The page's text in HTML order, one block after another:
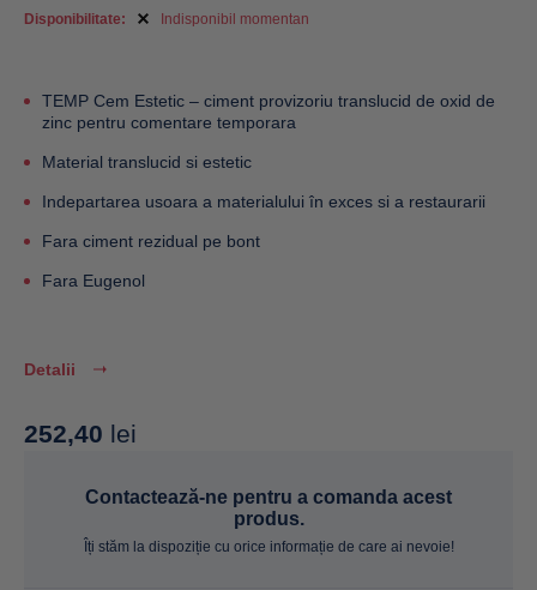
Disponibilitate:
Indisponibil momentan
TEMP Cem Estetic – ciment provizoriu translucid de oxid de
zinc pentru comentare temporara
Material translucid si estetic
Indepartarea usoara a materialului în exces si a restaurarii
Fara ciment rezidual pe bont
Fara Eugenol
Detalii
252,40 lei
Contactează-ne pentru a comanda acest
produs.
Îți stăm la dispoziție cu orice informație de care ai nevoie!